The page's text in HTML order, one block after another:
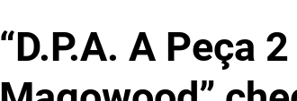
“D.P.A. A Peça